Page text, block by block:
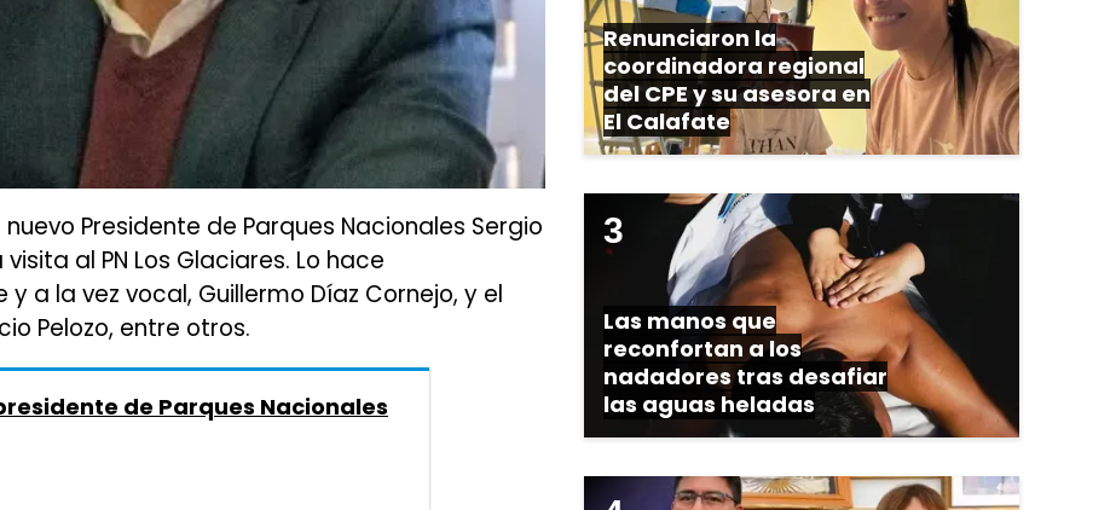
Presidente de Parques Nacionales Sergio
al PN Los Glaciares. Lo hace
a la vez vocal, Guillermo Díaz Cornejo, y el
Pelozo, entre otros.
de Parques Nacionales
Renunciaron la
coordinadora regional
del CPE y su asesora en
El Calafate
Las manos que
reconfortan a los
nadadores tras desafiar
las aguas heladas